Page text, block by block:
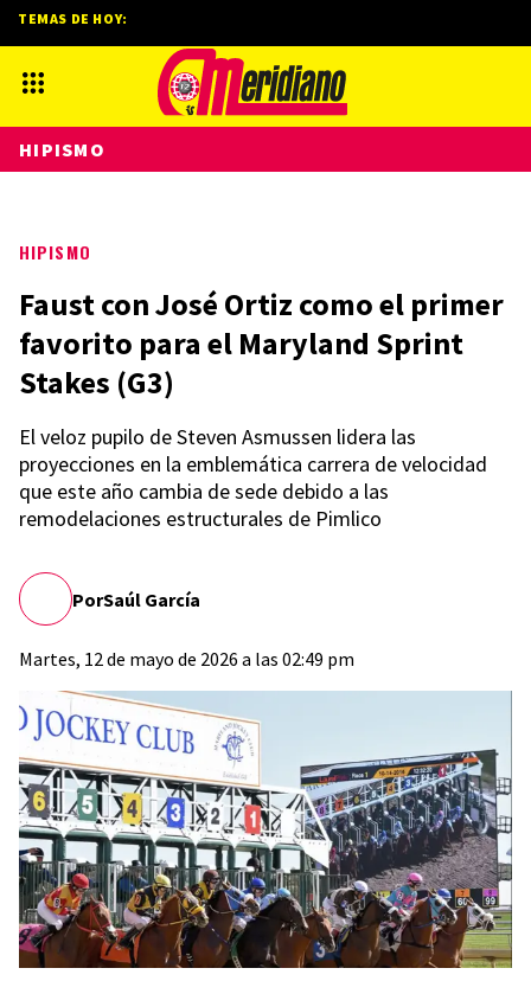
HIPISMO
Faust con José Ortiz como el primer
favorito para el Maryland Sprint
Stakes (G3)
El veloz pupilo de Steven Asmussen lidera las
proyecciones en la emblemática carrera de velocidad
que este año cambia de sede debido a las
remodelaciones estructurales de Pimlico
PorSaúl García
Martes, 12 de mayo de 2026 a las 02:49 pm
TEMAS DE HOY:
HIPISMO